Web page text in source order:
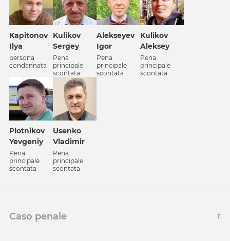
Kapitonov
Ilya
persona
condannata
Kulikov
Sergey
Pena
principale
scontata
Alekseyev
Igor
Pena
principale
scontata
Kulikov
Aleksey
Pena
principale
scontata
Plotnikov
Yevgeniy
Pena
principale
scontata
Usenko
Vladimir
Pena
principale
scontata
Caso penale